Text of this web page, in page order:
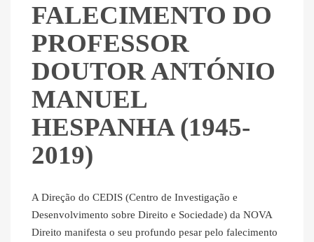
FALECIMENTO DO
PROFESSOR
DOUTOR ANTÓNIO
MANUEL
HESPANHA (1945-
2019)
A Direção do CEDIS (Centro de Investigação e
Desenvolvimento sobre Direito e Sociedade) da NOVA
Direito manifesta o seu profundo pesar pelo falecimento